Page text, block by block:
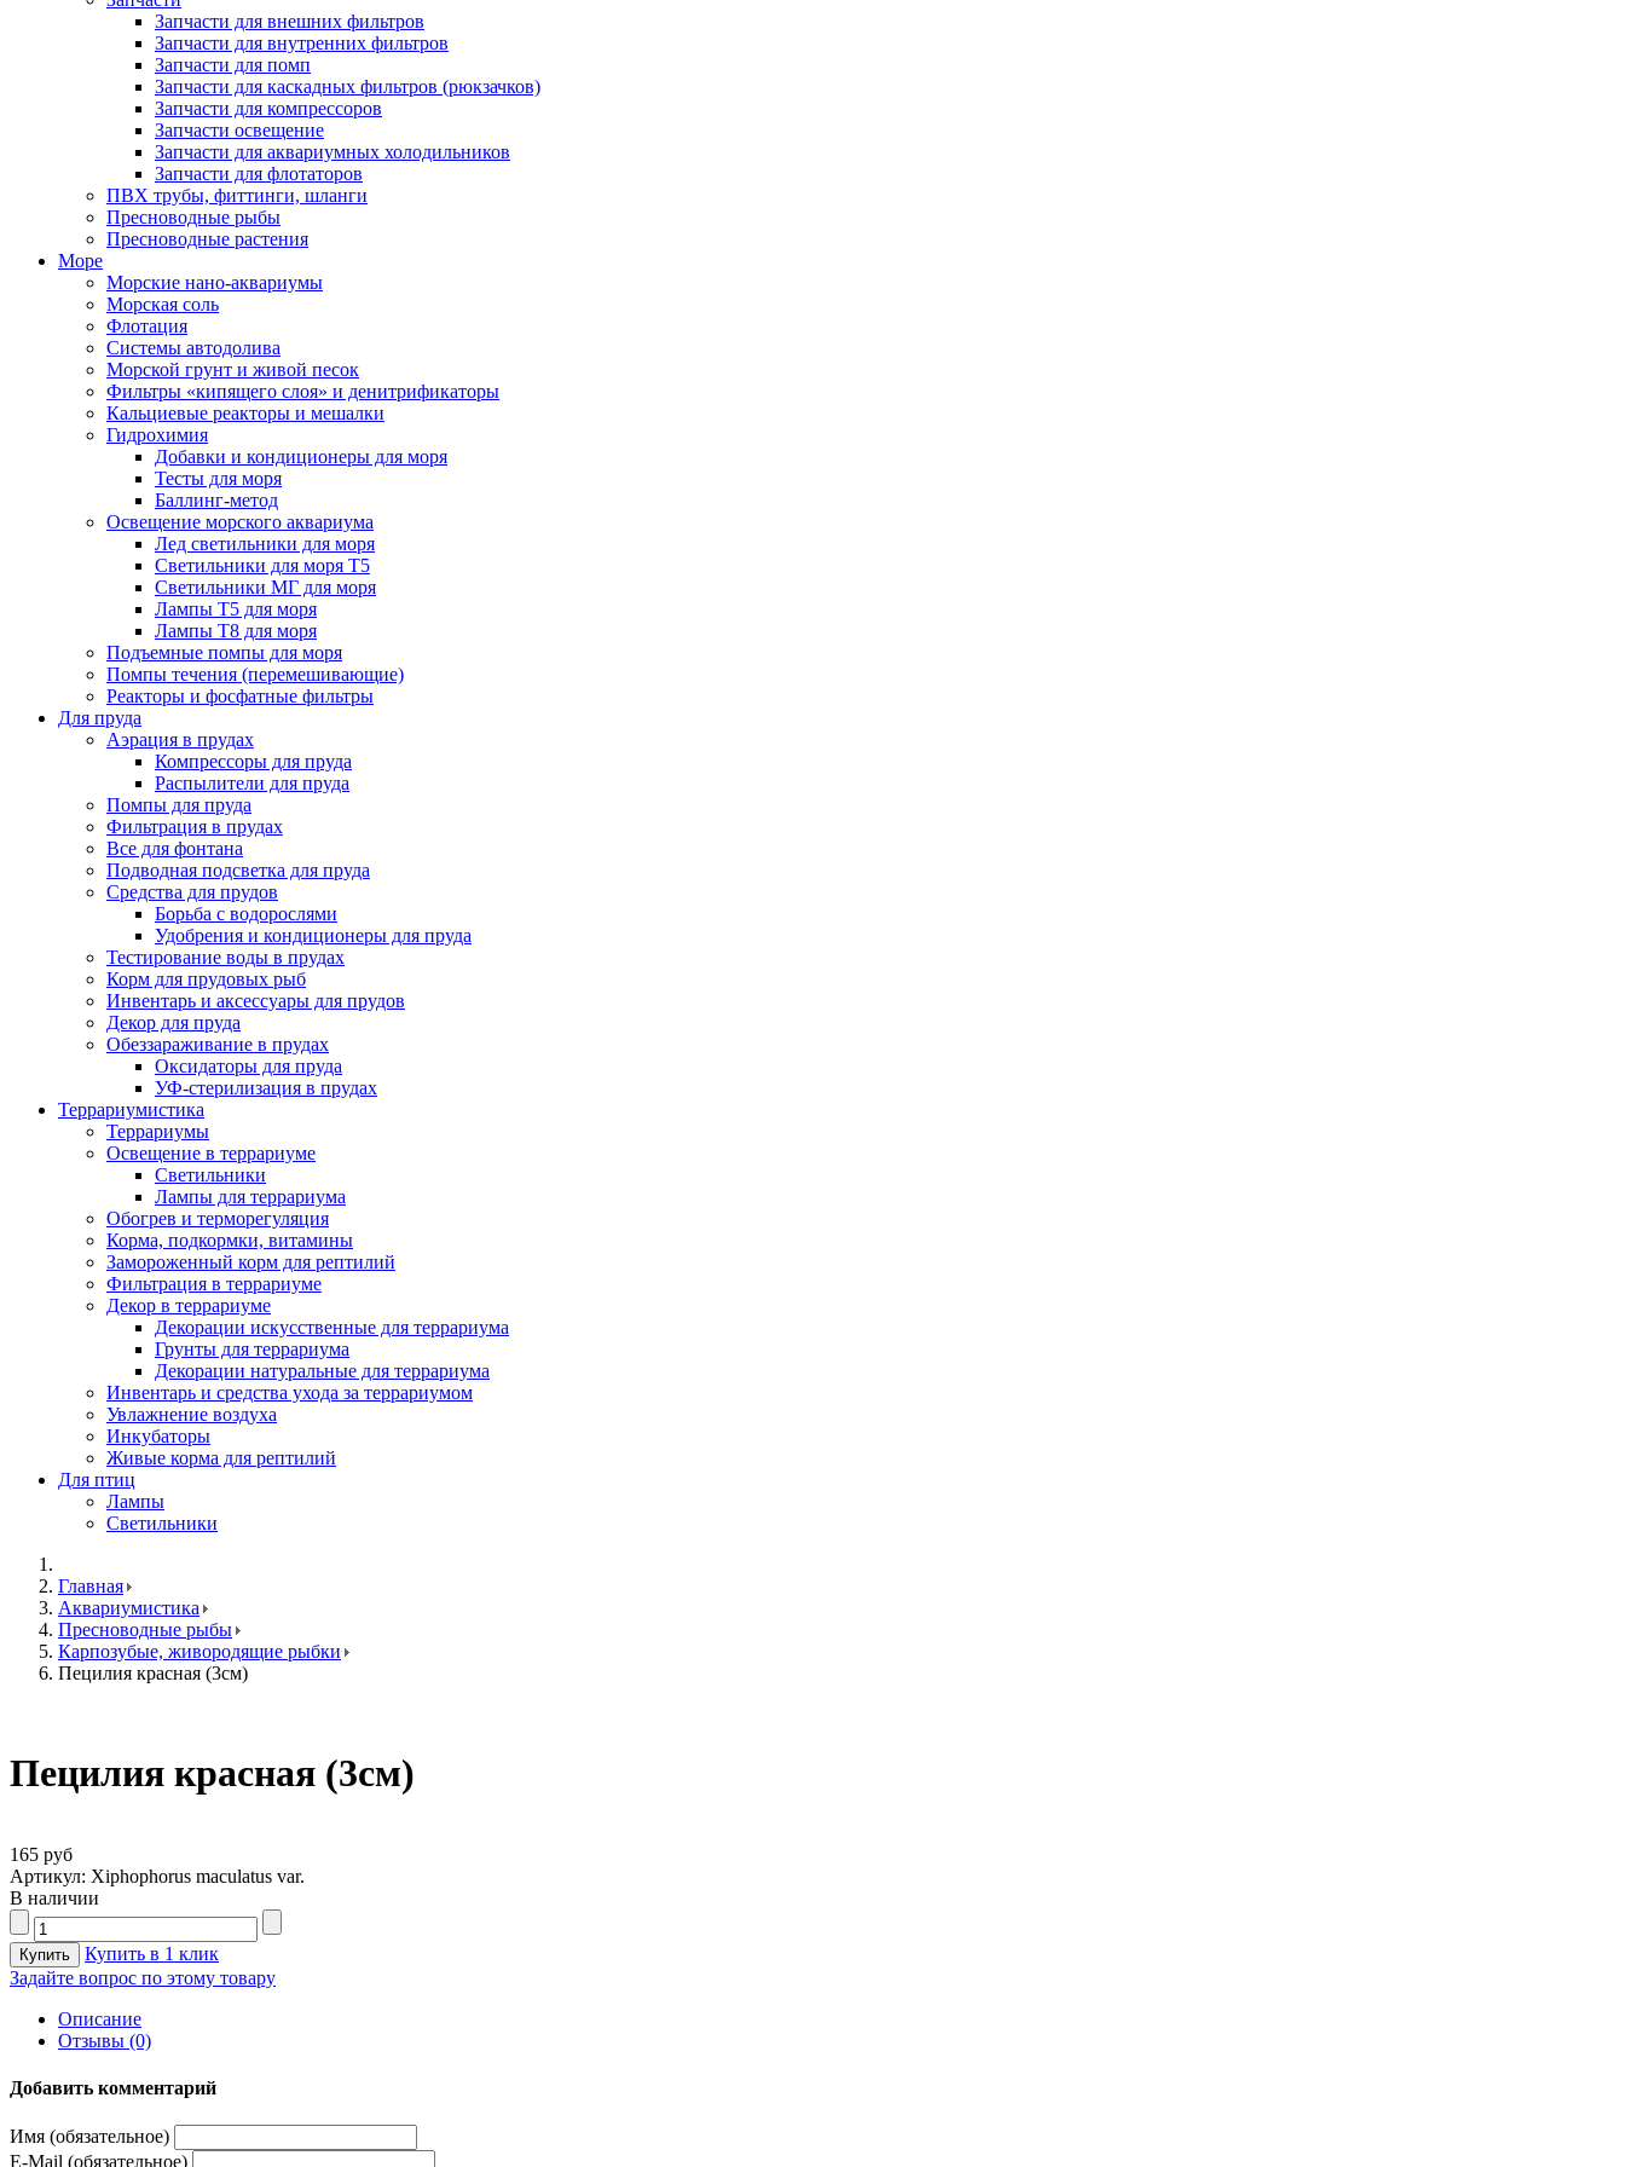
Запчасти для внешних фильтров
Запчасти для внутренних фильтров
Запчасти для помп
Запчасти для каскадных фильтров (рюкзачков)
Запчасти для компрессоров
Запчасти освещение
Запчасти для аквариумных холодильников
Запчасти для флотаторов
ПВХ трубы, фиттинги, шланги
Пресноводные рыбы
Пресноводные растения
Море
Морские нано-аквариумы
Морская соль
Флотация
Системы автодолива
Морской грунт и живой песок
Фильтры «кипящего слоя» и денитрификаторы
Кальциевые реакторы и мешалки
Гидрохимия
Добавки и кондиционеры для моря
Тесты для моря
Баллинг-метод
Освещение морского аквариума
Лед светильники для моря
Светильники для моря Т5
Светильники МГ для моря
Лампы Т5 для моря
Лампы Т8 для моря
Подъемные помпы для моря
Помпы течения (перемешивающие)
Реакторы и фосфатные фильтры
Для пруда
Аэрация в прудах
Компрессоры для пруда
Распылители для пруда
Помпы для пруда
Фильтрация в прудах
Все для фонтана
Подводная подсветка для пруда
Средства для прудов
Борьба с водорослями
Удобрения и кондиционеры для пруда
Тестирование воды в прудах
Корм для прудовых рыб
Инвентарь и аксессуары для прудов
Декор для пруда
Обеззараживание в прудах
Оксидаторы для пруда
УФ-стерилизация в прудах
Террариумистика
Террариумы
Освещение в террариуме
Светильники
Лампы для террариума
Обогрев и терморегуляция
Корма, подкормки, витамины
Замороженный корм для рептилий
Фильтрация в террариуме
Декор в террариуме
Декорации искусственные для террариума
Грунты для террариума
Декорации натуральные для террариума
Инвентарь и средства ухода за террариумом
Увлажнение воздуха
Инкубаторы
Живые корма для рептилий
Для птиц
Лампы
Светильники
Главная
Аквариумистика
Пресноводные рыбы
Карпозубые, живородящие рыбки
Пецилия красная (3см)
Пецилия красная (3см)
165 руб
Артикул: Xiphophorus maculatus var.
В наличии
Купить в 1 клик
Задайте вопрос по этому товару
Описание
Отзывы (0)
Добавить комментарий
Имя (обязательное)
E-Mail (обязательное)